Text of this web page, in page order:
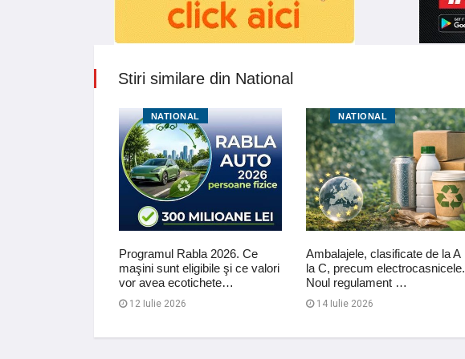
Stiri similare din National
NATIONAL
Programul Rabla 2026. Ce
maşini sunt eligibile şi ce valori
vor avea ecotichete…
12 Iulie 2026
NATIONAL
Ambalajele, clasificate de la A
la C, precum electrocasnicele.
Noul regulament …
14 Iulie 2026